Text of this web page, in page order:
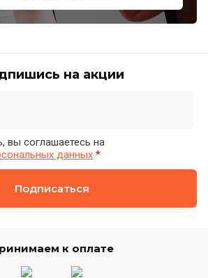
на акции
вы соглашаетесь на
данных *
Подписаться
к оплате